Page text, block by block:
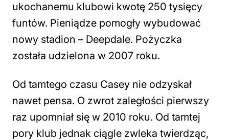
ukochanemu klubowi kwotę 250 tysięcy
funtów. Pieniądze pomogły wybudować
nowy stadion – Deepdale. Pożyczka
została udzielona w 2007 roku.
Od tamtego czasu Casey nie odzyskał
nawet pensa. O zwrot zaległości pierwszy
raz upomniał się w 2010 roku. Od tamtej
pory klub jednak ciągle zwleka twierdząc,